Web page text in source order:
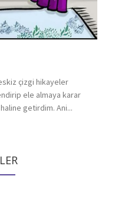
çizgi hikayeler
ele almaya karar
getirdim. Ani...